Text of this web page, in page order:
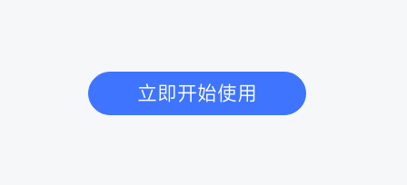
立即开始使用